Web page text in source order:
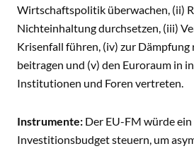
Wirtschaftspolitik überwachen, (ii)
Nichteinhaltung durchsetzen, (iii)
Krisenfall führen, (iv) zur Dämpfung
beitragen und (v) den Euroraum in
Institutionen und Foren vertreten.
Instrumente: Der EU-FM würde
Investitionsbudget steuern, um